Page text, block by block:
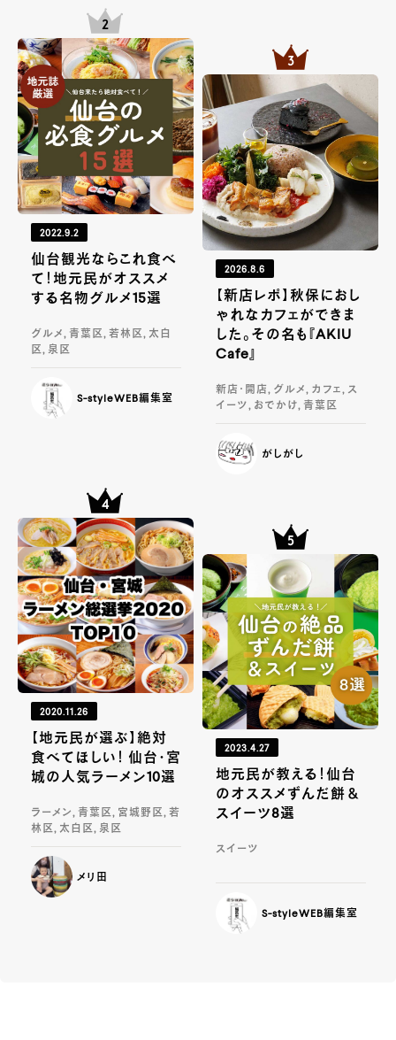
2022.9.2
仙台観光ならこれ食べ
て！地元民がオススメ
する名物グルメ15選
グルメ, 青葉区, 若林区, 太白
区, 泉区
S-styleWEB編集室
2026.8.6
【新店レポ】秋保におし
ゃれなカフェができま
した。その名も『AKIU
Cafe』
新店・開店, グルメ, カフェ, ス
イーツ, おでかけ, 青葉区
がしがし
2020.11.26
【地元民が選ぶ】絶対
食べてほしい！ 仙台・宮
城の人気ラーメン10選
ラーメン, 青葉区, 宮城野区, 若
林区, 太白区, 泉区
メリ田
2023.4.27
地元民が教える！仙台
のオススメずんだ餅＆
スイーツ8選
スイーツ
S-styleWEB編集室